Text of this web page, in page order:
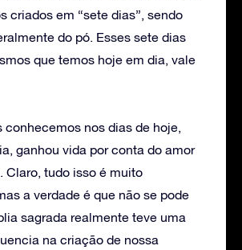
criados em “sete dias”, sendo
do pó. Esses sete dias
que temos hoje em dia, vale
conhecemos nos dias de hoje,
ganhou vida por conta do amor
Claro, tudo isso é muito
a verdade é que não se pode
sagrada realmente teve uma
na criação de nossa